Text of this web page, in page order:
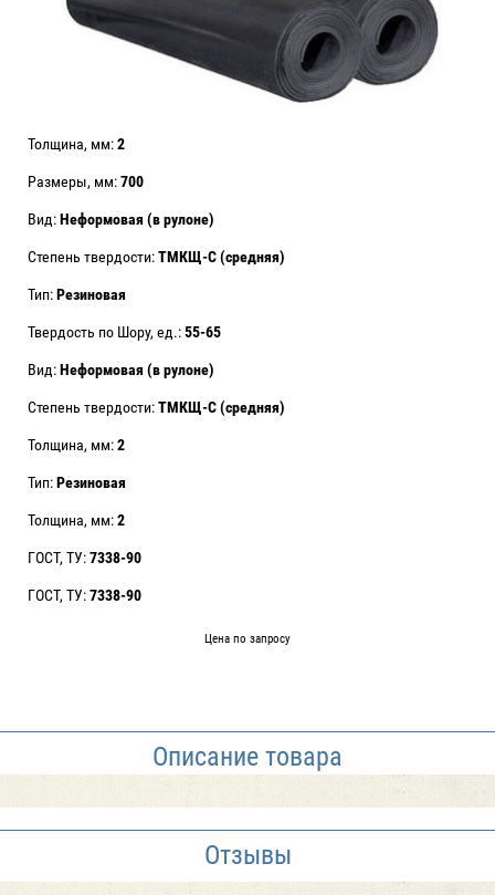
Толщина, мм:2
Размеры, мм:700
Вид:Неформовая (в рулоне)
Степень твердости:ТМКЩ-С (средняя)
Тип:Резиновая
Твердость по Шору, ед.:55-65
Вид:Неформовая (в рулоне)
Степень твердости:ТМКЩ-С (средняя)
Толщина, мм:2
Тип:Резиновая
Толщина, мм:2
ГОСТ, ТУ:7338-90
ГОСТ, ТУ:7338-90
Цена по запросу
Описание товара
Отзывы